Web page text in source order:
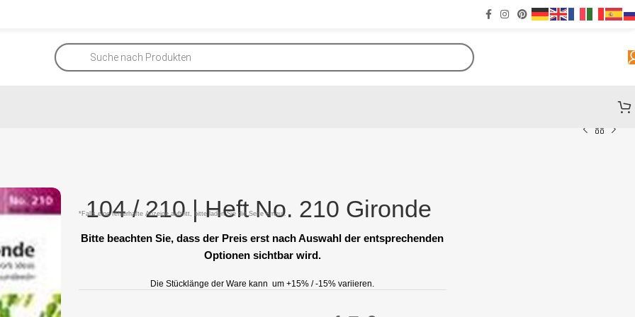
104 / 210 | Heft No. 210 Gironde
*Falls eine fehlerhafte Anzeige auftritt, bitte laden Sie die Seite erneut.
Bitte beachten Sie, dass der Preis erst nach Auswahl der entsprechenden
Optionen sichtbar wird.
Die Stücklänge der Ware kann um +15% / -15% variieren.